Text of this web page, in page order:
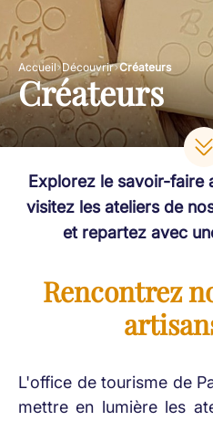
Accueil Découvrir Créateurs
Créateurs
Explorez le savoir-faire
visitez les ateliers de
et repartez avec
Rencontrez
L'office de tourisme de
mettre en lumière les